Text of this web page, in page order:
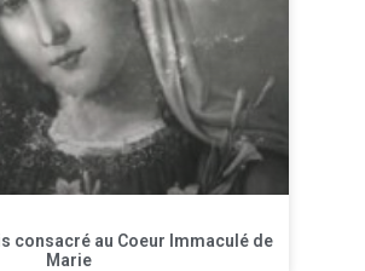
consacré au Coeur Immaculé de
Marie